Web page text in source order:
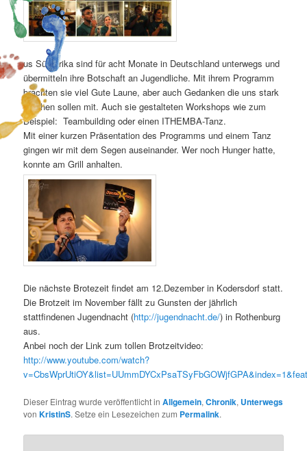
us Südafrika sind für acht Monate in Deutschland unterwegs und
übermitteln ihre Botschaft an Jugendliche. Mit ihrem Programm
brachten sie viel Gute Laune, aber auch Gedanken die uns stark
machen sollen mit. Auch sie gestalteten Workshops wie zum
Beispiel: Teambuilding oder einen ITHEMBA-Tanz.
Mit einer kurzen Präsentation des Programms und einem Tanz
gingen wir mit dem Segen auseinander. Wer noch Hunger hatte,
konnte am Grill anhalten.
Die nächste Brotezeit findet am 12.Dezember in Kodersdorf statt.
Die Brotzeit im November fällt zu Gunsten der jährlich
stattfindenen Jugendnacht (http://jugendnacht.de/) in Rothenburg
aus.
Anbei noch der Link zum tollen Brotzeitvideo:
http://www.youtube.com/watch?
Dieser Eintrag wurde veröffentlicht inAllgemein,Chronik, Unterwegs
vonKristinS. Setze ein Lesezeichen zum Permalink.